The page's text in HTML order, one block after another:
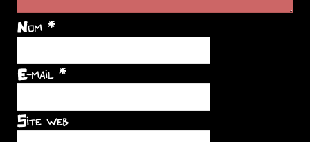
Nom *
E-mail *
Site web